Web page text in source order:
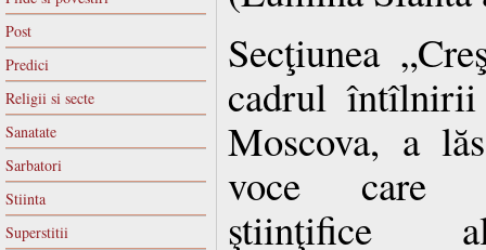
Post
Predici
Religii si secte
Sanatate
Sarbatori
Stiinta
Superstitii
Secţiunea
cadrul întîlnirii
Moscova, a
voce care
ştiinţifice